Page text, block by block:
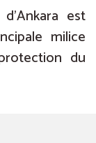
est
milice
du